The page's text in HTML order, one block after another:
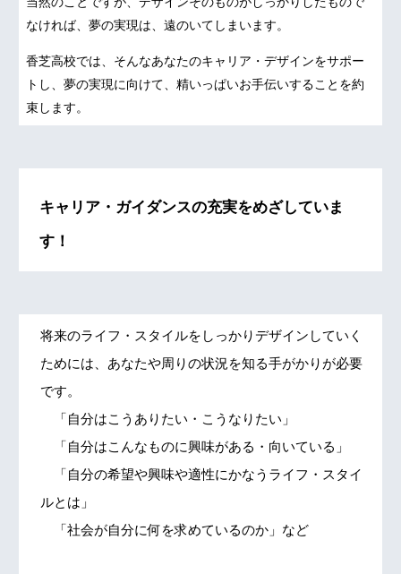
なければ、夢の実現は、遠のいてしまいます。
香芝高校では、そんなあなたのキャリア・デザインをサポー
トし、夢の実現に向けて、精いっぱいお手伝いすることを約
束します。
キャリア・ガイダンスの充実をめざしていま
す！
将来のライフ・スタイルをしっかりデザインしていく
ためには、あなたや周りの状況を知る手がかりが必要
です。
「自分はこうありたい・こうなりたい」
「自分はこんなものに興味がある・向いている」
「自分の希望や興味や適性にかなうライフ・スタイ
ルとは」
「社会が自分に何を求めているのか」など